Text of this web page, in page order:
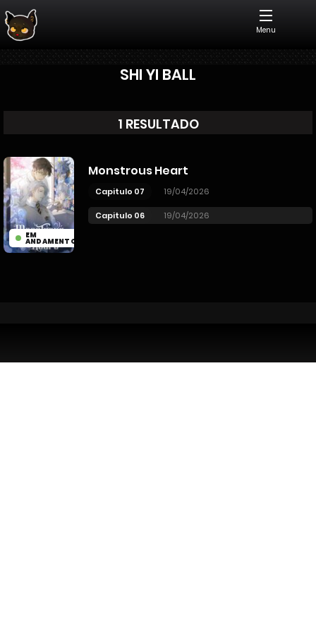
Menu
SHI YI BALL
1 RESULTADO
EM
ANDAMENTO
Monstrous Heart
Capitulo 07 19/04/2026
Capitulo 06 19/04/2026